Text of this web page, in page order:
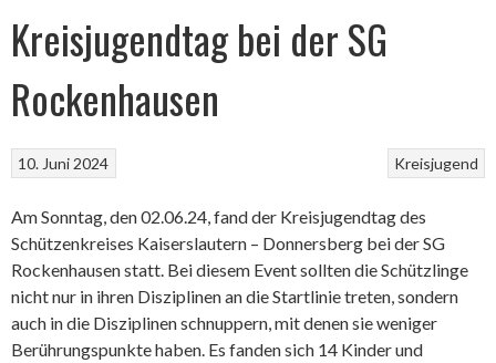
Kreisjugendtag bei der SG
Rockenhausen
Kreisjugend
10. Juni 2024
Am Sonntag, den 02.06.24, fand der Kreisjugendtag des
Schützenkreises Kaiserslautern – Donnersberg bei der SG
Rockenhausen statt. Bei diesem Event sollten die Schützlinge
nicht nur in ihren Disziplinen an die Startlinie treten, sondern
auch in die Disziplinen schnuppern, mit denen sie weniger
Berührungspunkte haben. Es fanden sich 14 Kinder und